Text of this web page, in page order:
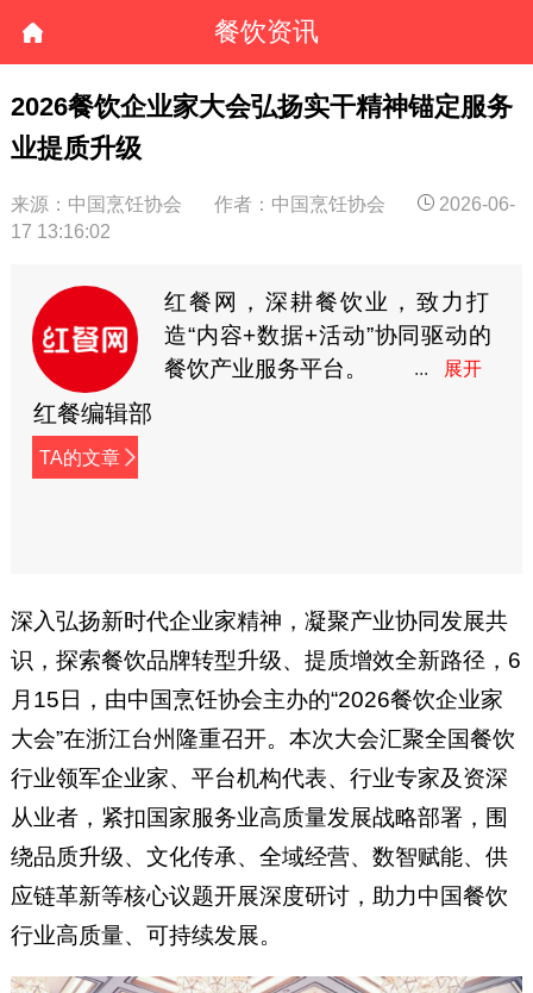
餐饮资讯
2026餐饮企业家大会弘扬实干精神锚定服务
业提质升级
来源：中国烹饪协会 作者：中国烹饪协会
2026-06-
17 13:16:02
红餐编辑部
TA的文章
红餐网，深耕餐饮业，致力打
造“内容+数据+活动”协同驱动的
餐饮产业服务平台。
深入弘扬新时代企业家精神，凝聚产业协同发展共
识，探索餐饮品牌转型升级、提质增效全新路径，6
月15日，由中国烹饪协会主办的“2026餐饮企业家
大会”在浙江台州隆重召开。本次大会汇聚全国餐饮
行业领军企业家、平台机构代表、行业专家及资深
从业者，紧扣国家服务业高质量发展战略部署，围
绕品质升级、文化传承、全域经营、数智赋能、供
应链革新等核心议题开展深度研讨，助力中国餐饮
行业高质量、可持续发展。